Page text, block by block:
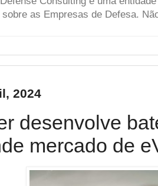
as Empresas de Defesa.
2024
desenvolve
mercado de